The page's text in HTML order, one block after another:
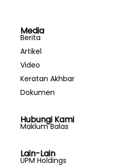
Media
Berita
Artikel
Video
Keratan Akhbar
Dokumen
Hubungi Kami
Maklum Balas
Lain-Lain
UPM Holdings